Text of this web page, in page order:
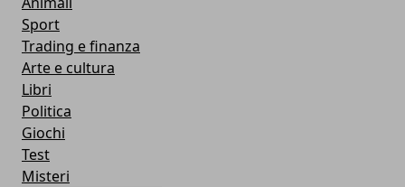
Sport
Trading e finanza
Arte e cultura
Libri
Politica
Giochi
Test
Misteri